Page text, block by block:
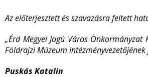
Az előterjesztett és szavazásra feltett
„Érd Megyei Jogú Város Önkormányzat
Földrajzi Múzeum
Puskás Katalin